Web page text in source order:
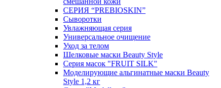
СЕРИЯ “PREBIOSKIN”
Сыворотки
Увлажняющая серия
Универсальное очищение
Уход за телом
Шелковые маски Beauty Style
Серия масок "FRUIT SILK"
Моделирующие альгинатные маски Beauty
Style 1,2 кг